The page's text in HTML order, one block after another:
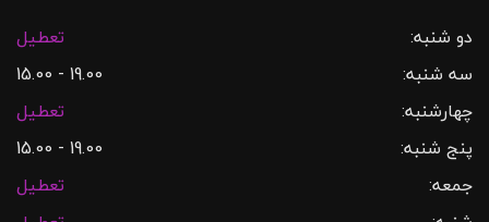
دو شنبه:
تعطیل
سه شنبه:
19.00 - 15.00
چهارشنبه:
تعطیل
پنج شنبه:
19.00 - 15.00
جمعه:
تعطیل